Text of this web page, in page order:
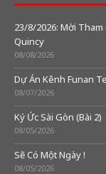
23/8/2026: Mời
Quincy
08/08/2026
Dự Án Kênh Funan
08/07/2026
Ký Ức Sài Gòn (Bài 2)
08/05/2026
Sẽ Có Một Ngày !
08/05/2026